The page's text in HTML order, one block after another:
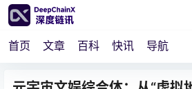
首页 文章 百科 快讯 导航